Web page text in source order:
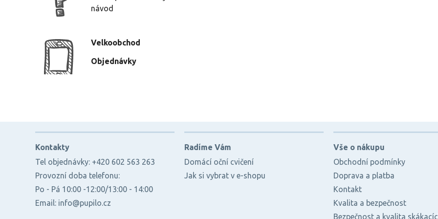
návod
Velkoobchod
Objednávky
Kontakty
Tel objednávky: +420 602 563 263
Provozní doba telefonu:
Po - Pá 10:00 -12:00/13:00 - 14:00
Email: info@pupilo.cz
Vše o nákupu
Obchodní podmínky
Doprava a platba
Kontakt
Kvalita a bezpečnost
Bezpečnost a kvalita
Radíme Vám
Domácí oční cvičení
Jak si vybrat v e-shopu